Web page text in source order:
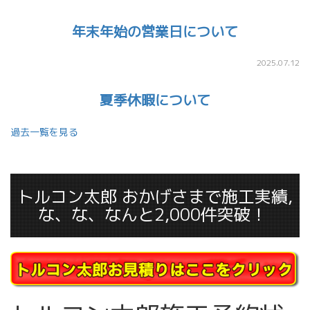
年末年始の営業日について
2025.07.12
夏季休暇について
過去一覧を見る
トルコン太郎 おかげさまで施工実績,
な、な、なんと2,000件突破！